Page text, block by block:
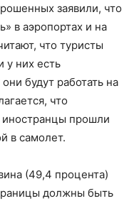
заявили, что
в аэропортах и ​​на
что туристы
у них есть
будут работать на
что
иностранцы прошли
в ​​самолет.
(49,4 процента)
должны быть